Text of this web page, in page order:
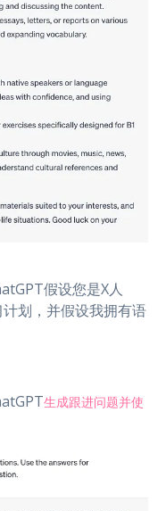
假设您是X人
划，并假设我拥有语
生成跟进问题并使